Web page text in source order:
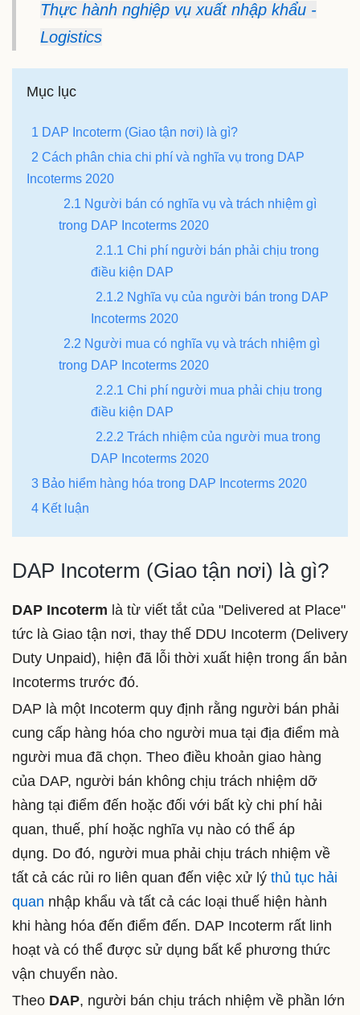
Thực hành nghiệp vụ xuất nhập khẩu -
Logistics
Mục lục
1 DAP Incoterm (Giao tận nơi) là gì?
2 Cách phân chia chi phí và nghĩa vụ trong DAP
Incoterms 2020
2.1 Người bán có nghĩa vụ và trách nhiệm gì
trong DAP Incoterms 2020
2.1.1 Chi phí người bán phải chịu trong
điều kiện DAP
2.1.2 Nghĩa vụ của người bán trong DAP
Incoterms 2020
2.2 Người mua có nghĩa vụ và trách nhiệm gì
trong DAP Incoterms 2020
2.2.1 Chi phí người mua phải chịu trong
điều kiện DAP
2.2.2 Trách nhiệm của người mua trong
DAP Incoterms 2020
3 Bảo hiểm hàng hóa trong DAP Incoterms 2020
4 Kết luận
DAP Incoterm (Giao tận nơi) là gì?
DAP Incoterm là từ viết tắt của "Delivered at Place"
tức là Giao tận nơi, thay thế DDU Incoterm (Delivery
Duty Unpaid), hiện đã lỗi thời xuất hiện trong ấn bản
Incoterms trước đó.
DAP là một Incoterm quy định rằng người bán phải
cung cấp hàng hóa cho người mua tại địa điểm mà
người mua đã chọn. Theo điều khoản giao hàng
của DAP, người bán không chịu trách nhiệm dỡ
hàng tại điểm đến hoặc đối với bất kỳ chi phí hải
quan, thuế, phí hoặc nghĩa vụ nào có thể áp
dụng. Do đó, người mua phải chịu trách nhiệm về
tất cả các rủi ro liên quan đến việc xử lý thủ tục hải
quan nhập khẩu và tất cả các loại thuế hiện hành
khi hàng hóa đến điểm đến. DAP Incoterm rất linh
hoạt và có thể được sử dụng bất kể phương thức
vận chuyển nào.
Theo DAP, người bán chịu trách nhiệm về phần lớn